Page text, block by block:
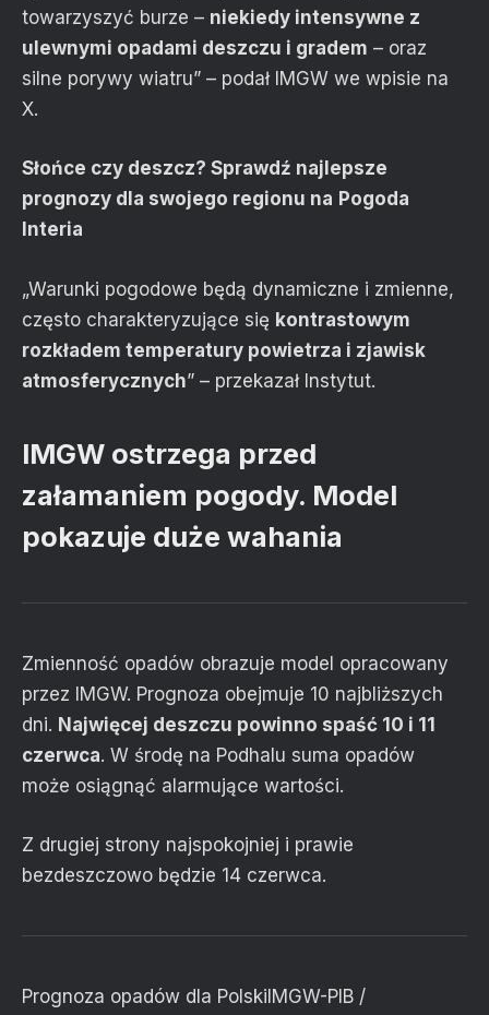
towarzyszyć burze – niekiedy intensywne z
ulewnymi opadami deszczu i gradem – oraz
silne porywy wiatru” – podał IMGW we wpisie na
X.
Słońce czy deszcz? Sprawdź najlepsze
prognozy dla swojego regionu na Pogoda
Interia
„Warunki pogodowe będą dynamiczne i zmienne,
często charakteryzujące się kontrastowym
rozkładem temperatury powietrza i zjawisk
atmosferycznych” – przekazał Instytut.
IMGW ostrzega przed
załamaniem pogody. Model
pokazuje duże wahania
Zmienność opadów obrazuje model opracowany
przez IMGW. Prognoza obejmuje 10 najbliższych
dni. Najwięcej deszczu powinno spaść 10 i 11
czerwca. W środę na Podhalu suma opadów
może osiągnąć alarmujące wartości.
Z drugiej strony najspokojniej i prawie
bezdeszczowo będzie 14 czerwca.
Prognoza opadów dla Polski IMGW-PIB /